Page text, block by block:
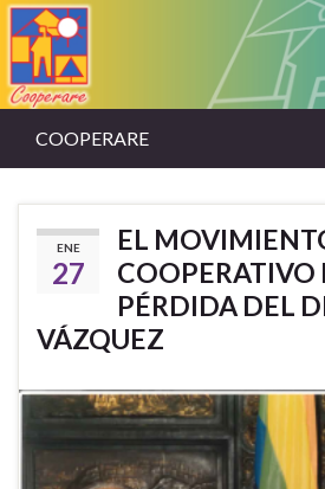
COOPERARE
ENE
27
EL
PÉRDIDA DEL
VÁZQUEZ